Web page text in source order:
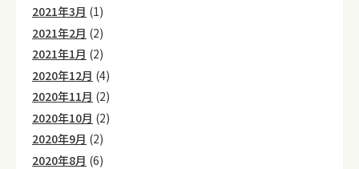
2021年3月 (1)
2021年2月 (2)
2021年1月 (2)
2020年12月 (4)
2020年11月 (2)
2020年10月 (2)
2020年9月 (2)
2020年8月 (6)